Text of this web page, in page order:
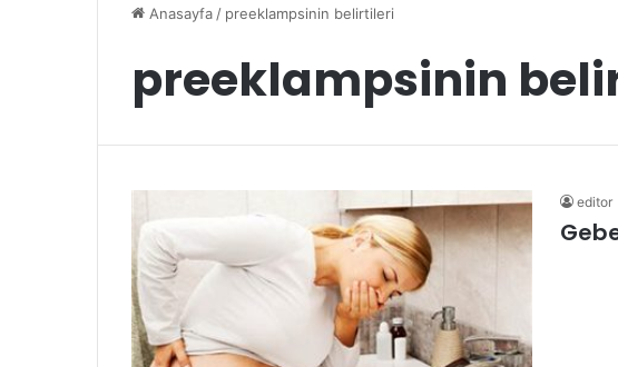
Anasayfa / preeklampsinin belirtileri
preeklampsinin
editor